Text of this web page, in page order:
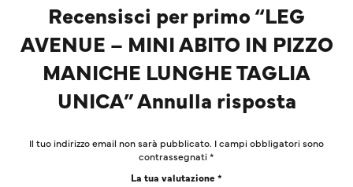
Recensisci per primo “LEG
AVENUE – MINI ABITO IN PIZZO
MANICHE LUNGHE TAGLIA
UNICA” Annulla risposta
Il tuo indirizzo email non sarà pubblicato. I campi obbligatori sono
contrassegnati*
La tua valutazione*